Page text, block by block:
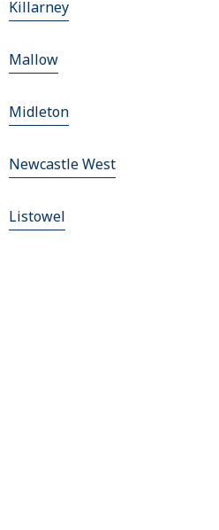
Killarney
Mallow
Midleton
Newcastle West
Listowel